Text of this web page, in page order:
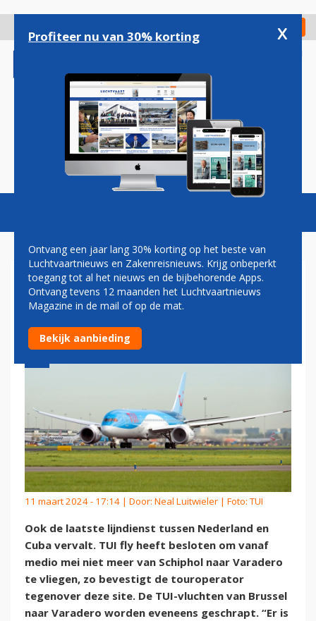
gaan
Check in
Magazine Podcasts Vacatures
GEEN VLUCHTEN MEER VAN
SCHIPHOL NAAR CUBA
11 maart 2024 - 17:14 | Door: Neal Luitwieler | Foto: TUI
Ook de laatste lijndienst tussen Nederland en
Cuba vervalt. TUI fly heeft besloten om vanaf
medio mei niet meer van Schiphol naar Varadero
te vliegen, zo bevestigt de touroperator
tegenover deze site. De TUI-vluchten van Brussel
naar Varadero worden eveneens geschrapt. “Er is
Profiteer nu van 30% korting x
Ontvang een jaar lang 30% korting op het beste van
Luchtvaartnieuws en Zakenreisnieuws. Krijg onbeperkt
toegang tot al het nieuws en de bijbehorende Apps.
Ontvang tevens 12 maanden het Luchtvaartnieuws
Magazine in de mail of op de mat.
Bekijk aanbieding